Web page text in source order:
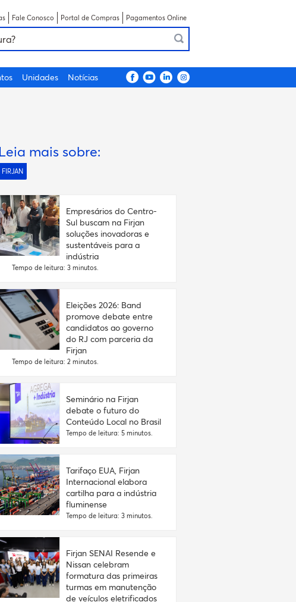
Fale Conosco Portal de Compras Pagamentos Online
Unidades Notícias
Leia mais sobre:
FIRJAN
Empresários do Centro-
Sul buscam na Firjan
soluções inovadoras e
sustentáveis para a
indústria
Tempo de leitura: 3 minutos.
Eleições 2026: Band
promove debate entre
candidatos ao governo
do RJ com parceria da
Firjan
Tempo de leitura: 2 minutos.
Seminário na Firjan
debate o futuro do
Conteúdo Local no Brasil
Tempo de leitura: 5 minutos.
Tarifaço EUA, Firjan
Internacional elabora
cartilha para a indústria
fluminense
Tempo de leitura: 3 minutos.
Firjan SENAI Resende e
Nissan celebram
formatura das primeiras
turmas em manutenção
de veículos eletrificados